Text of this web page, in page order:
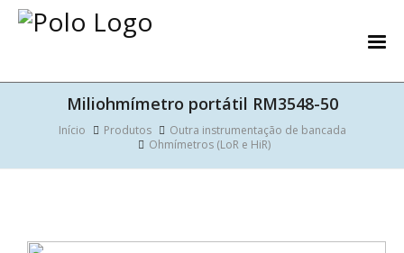
Miliohmímetro portátil RM3548-50
Início Produtos
Outra instrumentação de bancada
Ohmímetros (LoR e HiR)